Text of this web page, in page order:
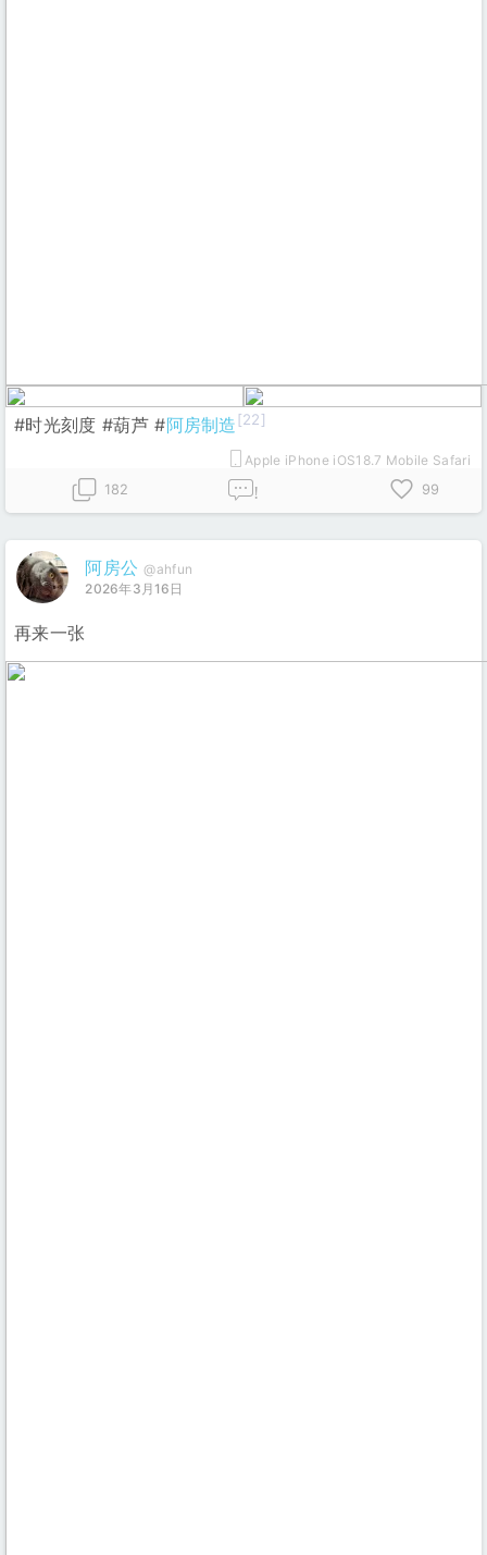
#时光刻度 #葫芦 #阿房制造[22]
Apple iPhone iOS18.7 Mobile Safari
182
! 99
阿房公 @ahfun
2026年3月16日
再来一张